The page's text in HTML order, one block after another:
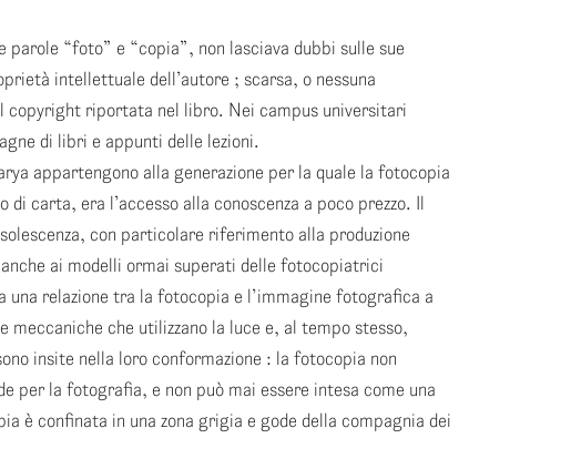
parole “foto” e “copia”, non lasciava dubbi sulle sue
intellettuale dell’autore ; scarsa, o nessuna
copyright riportata nel libro. Nei campus universitari
di libri e appunti delle lezioni.
appartengono alla generazione per la quale la fotocopia
di carta, era l’accesso alla conoscenza a poco prezzo. Il
con particolare riferimento alla produzione
ai modelli ormai superati delle fotocopiatrici
relazione tra la fotocopia e l’immagine fotografica a
che utilizzano la luce e, al tempo stesso,
insite nella loro conformazione : la fotocopia non
per la fotografia, e non può mai essere intesa come una
è confinata in una zona grigia e gode della compagnia dei